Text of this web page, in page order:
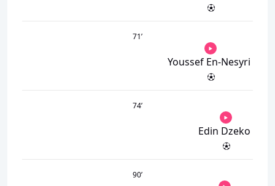
71’
Youssef En-Nesyri
74’
Edin Dzeko
90’